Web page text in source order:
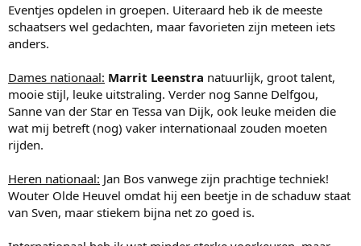
Eventjes opdelen in groepen. Uiteraard heb ik de meeste
schaatsers wel gedachten, maar favorieten zijn meteen iets
anders.
Dames nationaal: Marrit Leenstra natuurlijk, groot talent,
mooie stijl, leuke uitstraling. Verder nog Sanne Delfgou,
Sanne van der Star en Tessa van Dijk, ook leuke meiden die
wat mij betreft (nog) vaker internationaal zouden moeten
rijden.
Heren nationaal: Jan Bos vanwege zijn prachtige techniek!
Wouter Olde Heuvel omdat hij een beetje in de schaduw staat
van Sven, maar stiekem bijna net zo goed is.